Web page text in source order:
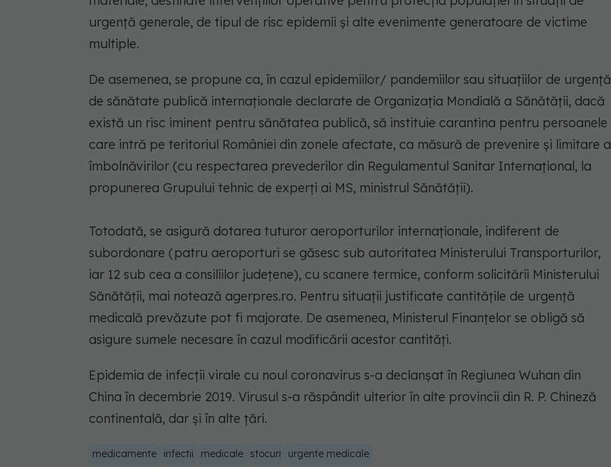
urgenţă generale, de tipul de risc epidemii şi alte evenimente generatoare de victime
multiple.
De asemenea, se propune ca, în cazul epidemiilor/ pandemiilor sau situaţiilor de urgenţă
de sănătate publică internaţionale declarate de Organizaţia Mondială a Sănătăţii, dacă
există un risc iminent pentru sănătatea publică, să instituie carantina pentru persoanele
care intră pe teritoriul României din zonele afectate, ca măsură de prevenire şi limitare a
îmbolnăvirilor (cu respectarea prevederilor din Regulamentul Sanitar Internaţional, la
propunerea Grupului tehnic de experţi ai MS, ministrul Sănătăţii).
Totodată, se asigură dotarea tuturor aeroporturilor internaţionale, indiferent de
subordonare (patru aeroporturi se găsesc sub autoritatea Ministerului Transporturilor,
iar 12 sub cea a consiliilor judeţene), cu scanere termice, conform solicitării Ministerului
Sănătăţii, mai notează agerpres.ro. Pentru situaţii justificate cantităţile de urgenţă
medicală prevăzute pot fi majorate. De asemenea, Ministerul Finanţelor se obligă să
asigure sumele necesare în cazul modificării acestor cantităţi.
Epidemia de infecţii virale cu noul coronavirus s-a declanşat în Regiunea Wuhan din
China în decembrie 2019. Virusul s-a răspândit ulterior în alte provincii din R. P. Chineză
continentală, dar şi în alte ţări.
medicamente infectii medicale stocuri urgente medicale